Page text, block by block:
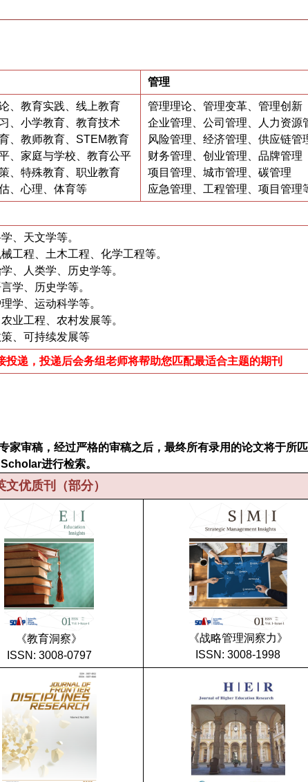
管理
、教育实践、线上教育
、小学教育、教育技术
、教师教育、STEM教育
、家庭与学校、教育公平
、特殊教育、职业教育
、心理、体育等
管理理论、管理变革、管理创新
企业管理、公司管理、人力资源
风险管理、经济管理、供应链管
财务管理、创业管理、品牌管理
项目管理、城市管理、碳管理
应急管理、工程管理、项目管理
、天文学等。
工程、土木工程、化学工程等。
、人类学、历史学等。
学、历史学等。
学、运动科学等。
业工程、农村发展等。
、可持续发展等
递，投递后会务组老师将帮助您匹配最适合主题的期刊
家审稿，经过严格的审稿之后，最终所有录用的论文将于所
进行检索。
文优质刊（部分）
《教育洞察》
ISSN: 3008-0797
《战略管理洞察力》
ISSN: 3008-1998